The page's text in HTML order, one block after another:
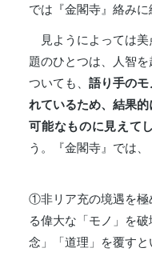
では『金閣寺』絡みに
見ようによっては美
題のひとつは、人智
ついても、語り手の
れているため、結果
可能なものに見えて
う。『金閣寺』では、
①非リア充の境遇を極
る偉大な「モノ」を
念」「道理」を覆す